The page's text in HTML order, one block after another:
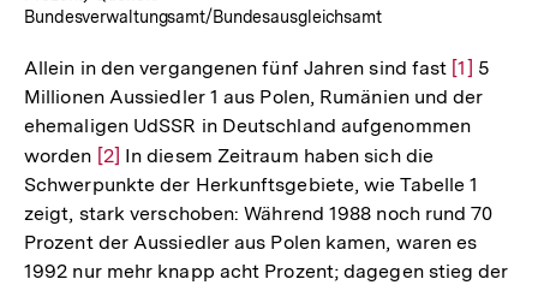
Bundesverwaltungsamt/Bundesausgleichsamt
Allein in den vergangenen fünf Jahren sind fast Zur
der
[1] 5
Millionen Aussiedler 1 aus Polen, Rumänien und der
ehemaligen UdSSR in Deutschland aufgenommen
worden Zur
Auflösung
der
Fußnote
[2] In diesem Zeitraum haben sich die
Schwerpunkte der Herkunftsgebiete, wie Tabelle 1
zeigt, stark verschoben: Während 1988 noch rund 70
Prozent der Aussiedler aus Polen kamen, waren es
1992 nur mehr knapp acht Prozent; dagegen stieg der